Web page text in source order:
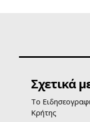
Σχετικά
Το
Κρήτης